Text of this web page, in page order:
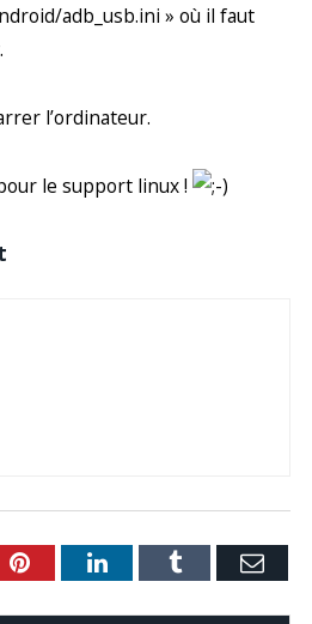
adb_usb.ini » où il faut
l’ordinateur.
le support linux !
PinterestLinkedInTumblr Email